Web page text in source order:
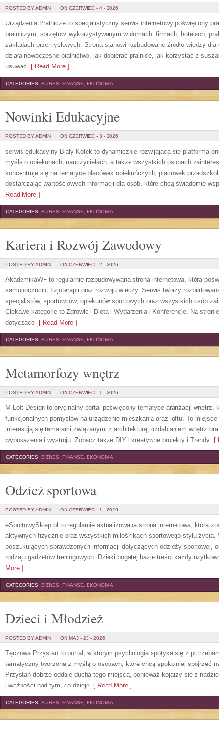
POSTED BY ADMIN ON CZERWIEC - 4 - 2026
Urządzenia Pralnicze to specjalistyczny serwis internetowy poświęcony
pralniczym, sprzętowi wykorzystywanym w domach, firmach, hotelach,
zakładach przemysłowych. Strona stanowi rozbudowane źródło wiedzy
działa nowoczesne pralnictwo, jak dobierać pralnice, jak korzystać z
usuwać [ Read More ]
CATEGORIES: BIZNES, FINANSE, EKONOMIA
Nowinki Edukacyjne
POSTED BY ADMIN ON CZERWIEC - 3 - 2026
serwis edukacyjny Biały Kotek to dynamicznie rozwijająca się platforma
myślą o opiekunach, nauczycielach, a także wszystkich osobach
koncentruje się na tematyce placówek opiekuńczych, placówek
dostarczając wartościowych informacji dla osób, które chcą świadomie
Read More ]
CATEGORIES: BIZNES, FINANSE, EKONOMIA
Kariera i Rozwój Zawodowy
POSTED BY ADMIN ON CZERWIEC - 2 - 2026
AkademikaWF to regularnie rozbudowywana strona internetowa, która
samopoczuciu, fizjoterapii oraz rozwoju wiedzy. Serwis tworzy
specjalistów, sportowców, opiekunów sportowych oraz wszystkich osób
Ciekawe kategorie to Zdrowie i Dieta i Wydarzenia i Konferencje. Na
dotyczące [ Read More ]
CATEGORIES: BIZNES, FINANSE, EKONOMIA
Metamorfozy wnętrz
POSTED BY ADMIN ON CZERWIEC - 1 - 2026
M-Loft Design to oryginalny portal poświęcony tematyce aranżacji wnętrz,
funkcjonalnych pomysłów na urządzenie mieszkania oraz loftu. To
interesują się tematami związanymi z architekturą, ozdabianiem wnętrz
wyposażenia i wystroju. Zobacz także DIY i kreatywne projekty i Trendy [
CATEGORIES: BIZNES, FINANSE, EKONOMIA
Odzież sportowa
POSTED BY ADMIN ON CZERWIEC - 1 - 2026
eSportowySklep.pl to regularnie aktualizowana strona internetowa, która
aktywnych fizycznie oraz wszystkich miłośnikach sportowego stylu życia.
poszukujących sprawdzonych informacji dotyczących odzieży sportowej,
rodzaju gadżetów treningowych. Dzięki bogatej bazie treści każdy
More ]
CATEGORIES: BIZNES, FINANSE, EKONOMIA
Dzieci i Młodzież
POSTED BY ADMIN ON MAJ - 23 - 2026
Tęczowa Przystań to portal, w którym psychologia spotyka się z
tematyczny tworzona z myślą o osobach, które chcą spokojniej spojrzeć
Przystań dobrze oddaje ducha tego miejsca, ponieważ kojarzy się z
uważności nad tym, co dzieje [ Read More ]
CATEGORIES: BIZNES, FINANSE, EKONOMIA